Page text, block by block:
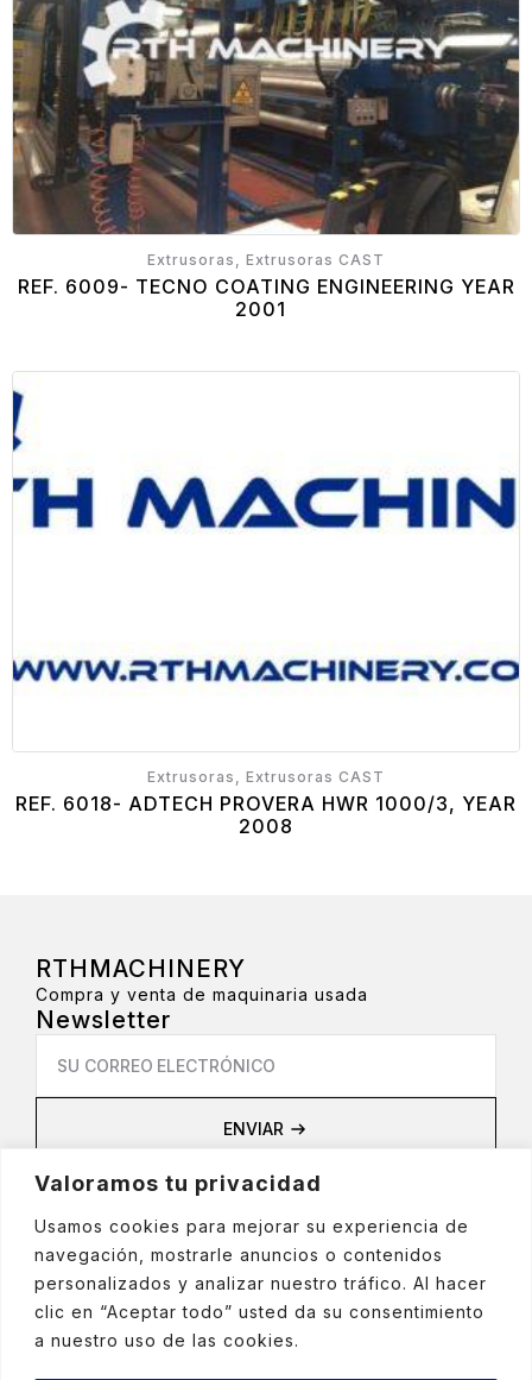
Valoramos tu privacidad
Usamos cookies para mejorar su experiencia de
navegación, mostrarle anuncios o contenidos
personalizados y analizar nuestro tráfico. Al hacer
clic en “Aceptar todo” usted da su consentimiento
a nuestro uso de las cookies.
Extrusoras, Extrusoras CAST
REF. 6009- TECNO COATING ENGINEERING YEAR
2001
Extrusoras, Extrusoras CAST
REF. 6018- ADTECH PROVERA HWR 1000/3, YEAR
2008
RTHMACHINERY
Compra y venta de maquinaria usada
Newsletter
Email
ENVIAR
Privacidad
Política de privacidad
Política de cookies
Política de Redes Sociales